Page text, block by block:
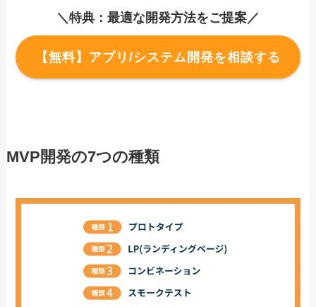
＼特典：最適な開発方法をご提案／
【無料】アプリ/システム開発を相談する
MVP開発の7つの種類